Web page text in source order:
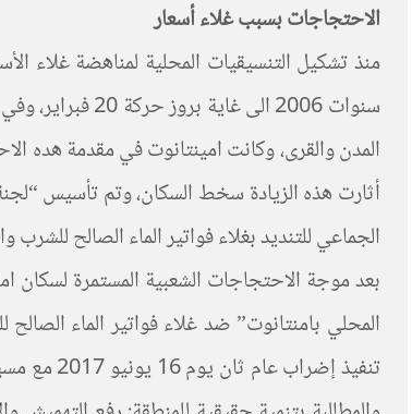
الاحتجاجات بسبب غلاء أسعار
سنوات 2006
أثارت هذه الزيادة سخط السكان، وتم تأسيس
الجماعي للتنديد بغلاء فواتير الماء الصالح للشرب
المحلي بامنتانوت” ضد غلاء فواتير الماء
تنفيذ